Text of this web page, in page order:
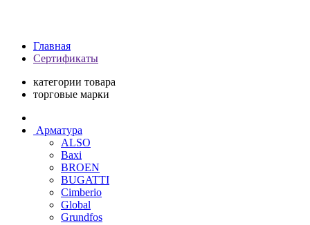
Главная
Сертификаты
категории товара
торговые марки
Арматура
ALSO
Baxi
BROEN
BUGATTI
Cimberio
Global
Grundfos